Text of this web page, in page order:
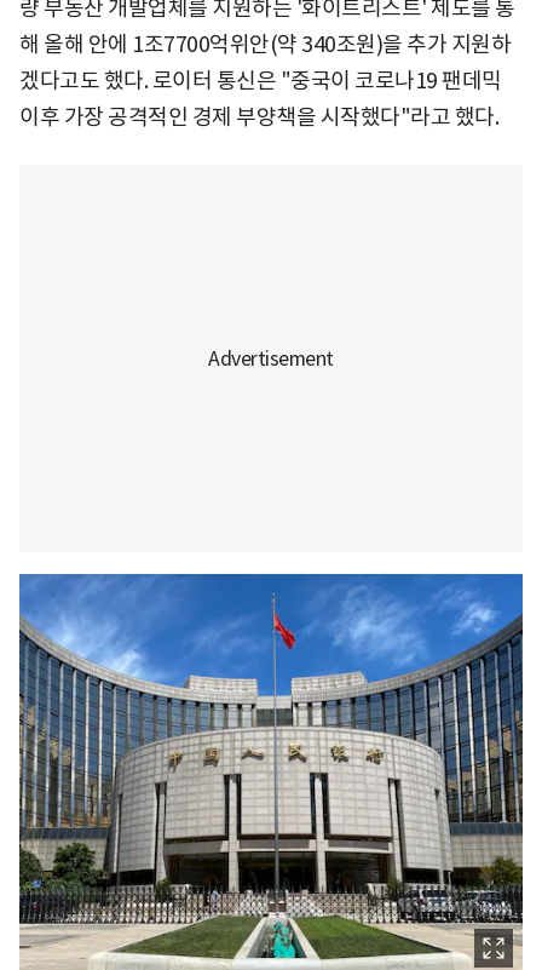
량 부동산 개발업체를 지원하는 '화이트리스트' 제도를 통
해 올해 안에 1조7700억위안(약 340조원)을 추가 지원하
겠다고도 했다. 로이터 통신은 "중국이 코로나19 팬데믹
이후 가장 공격적인 경제 부양책을 시작했다"라고 했다.